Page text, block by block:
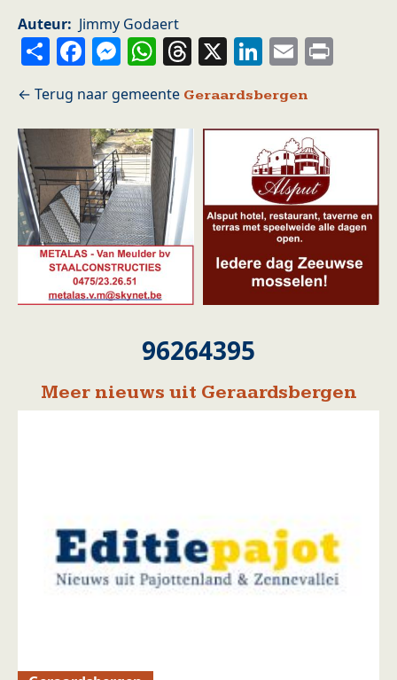
Auteur
Jimmy Godaert
ShareFacebook
Messenger
WhatsApp
Threads
X LinkedIn
Email
Geraardsbergen
96264395
Meer nieuws uit Geraardsbergen